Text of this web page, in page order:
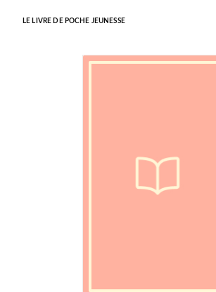
LE LIVRE DE POCHE JEUNESSE